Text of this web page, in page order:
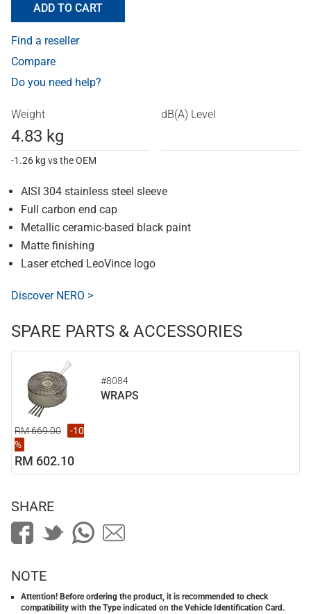
ADD TO CART
Find a reseller
Compare
Do you need help?
Weight
4.83 kg
-1.26 kg vs the OEM
dB(A) Level
AISI 304 stainless steel sleeve
Full carbon end cap
Metallic ceramic-based black paint
Matte finishing
Laser etched LeoVince logo
Discover NERO >
SPARE PARTS & ACCESSORIES
#8084
WRAPS
RM 669.00
-10
%
RM 602.10
SHARE
NOTE
Attention! Before ordering the product, it is recommended to check
compatibility with the Type indicated on the Vehicle Identification Card.